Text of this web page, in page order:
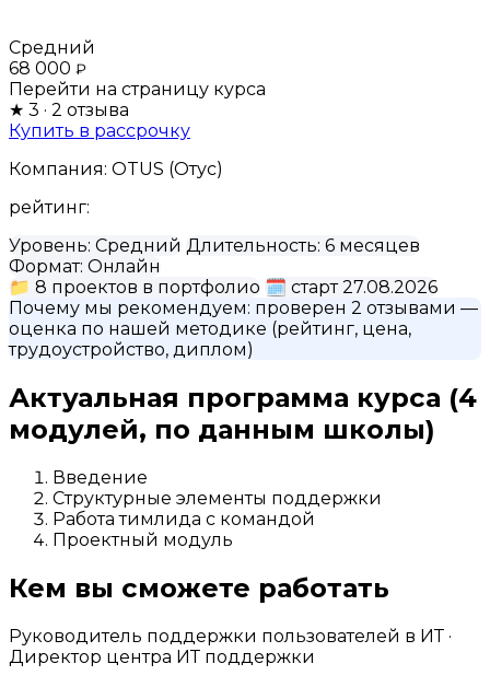
Средний
68 000 ₽
Перейти на страницу курса
★ 3 · 2 отзыва
Купить в рассрочку
Компания: OTUS (Отус)
рейтинг:
Уровень: Средний Длительность: 6 месяцев
Формат: Онлайн
📁 8 проектов в портфолио 🗓 старт 27.08.2026
Почему мы рекомендуем: проверен 2 отзывами —
оценка по нашей методике (рейтинг, цена,
трудоустройство, диплом)
Актуальная программа курса (4
модулей, по данным школы)
Введение
Структурные элементы поддержки
Работа тимлида с командой
Проектный модуль
Кем вы сможете работать
Руководитель поддержки пользователей в ИТ ·
Директор центра ИТ поддержки